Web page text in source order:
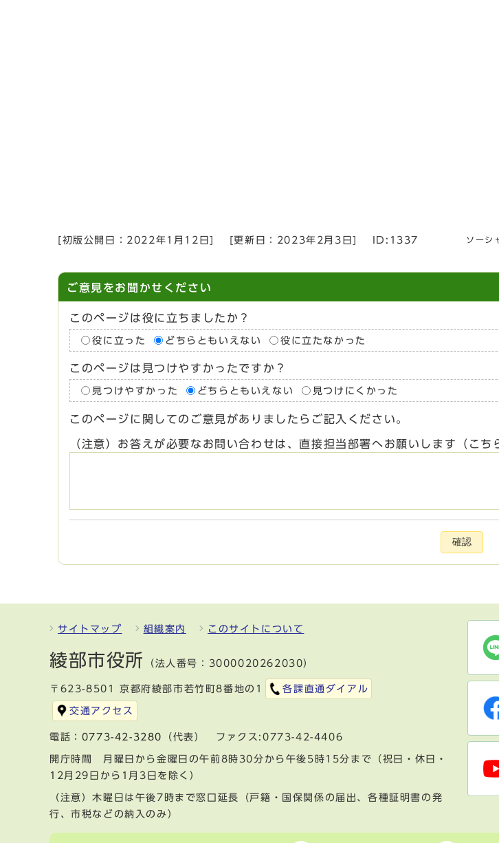
[初版公開日： 2022年1月12日 [更新日： 2023年2月3日 ID:1337 ソーシ
ご意見をお聞かせください
このページは役に立ちましたか？
役に立った どちらともいえない 役に立たなかった
このページは見つけやすかったですか？
見つけやすかった どちらともいえない 見つけにくかった
このページに関してのご意見がありましたらご記入ください。
（注意）お答えが必要なお問い合わせは、直接担当部署へお願いします（こち
確認
サイトマップ 組織案内 このサイトについて
綾部市役所 （法人番号：3000020262030）
〒623-8501 京都府綾部市若竹町8番地の1 各課直通ダイアル
交通アクセス
電話： 0773-42-3280 （代表） ファクス:0773-42-4406
開庁時間 月曜日から金曜日の午前8時30分から午後5時15分まで（祝日・休日・
12月29日から1月3日を除く）
（注意）木曜日は午後7時まで窓口延長（戸籍・国保関係の届出、各種証明書の発
行、市税などの納入のみ）